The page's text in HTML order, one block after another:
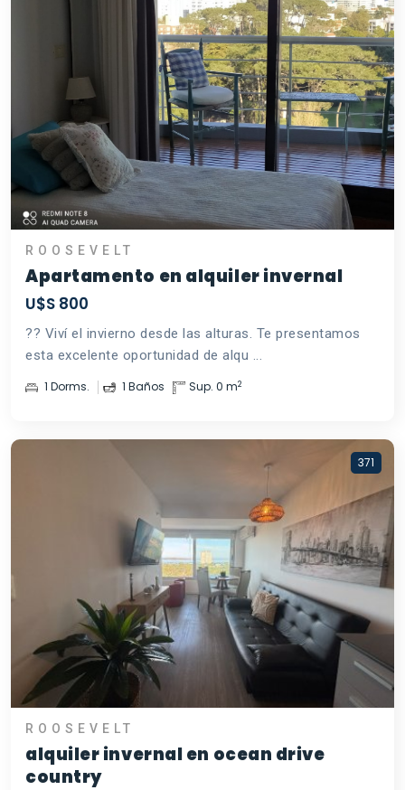
ROOSEVELT
Apartamento en alquiler invernal
U$S 800
?? Viví el invierno desde las alturas. Te presentamos
esta excelente oportunidad de alqu ...
1 Dorms. 1 Baños Sup. 0 m2
371
ROOSEVELT
alquiler invernal en ocean drive
country